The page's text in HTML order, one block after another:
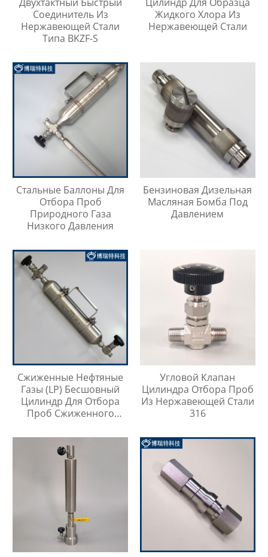
Соединитель Из
Нержавеющей Стали
Типа BKZF-S
Жидкого Хлора Из
Нержавеющей Стали
Стальные Баллоны Для
Отбора Проб
Природного Газа
Низкого Давления
Бензиновая Дизельная
Масляная Бомба Под
Давлением
Сжиженные Нефтяные
Газы (LP) Бесшовный
Цилиндр Для Отбора
Проб Сжиженного
Угловой Клапан
Цилиндра Отбора Проб
Из Нержавеющей Стали
316